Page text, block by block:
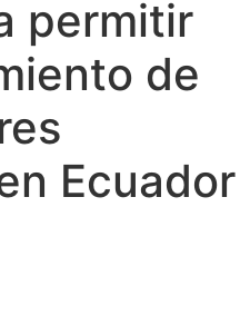
permitir
de
Ecuador